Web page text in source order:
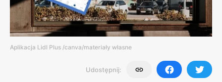
Aplikacja Lidl Plus /canva/materiały własne
Udostępnij: